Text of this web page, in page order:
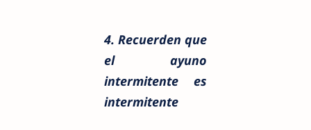
4. Recuerden que
el ayuno
intermitente es
intermitente